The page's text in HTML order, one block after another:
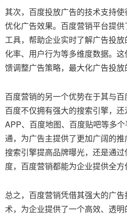
其次，百度投放广告的技术支持
优化广告效果。百度营销平台提
工具，帮助企业实时了解广告投
化率、用户行为等多维度数据。
馈调整广告策略，最大化广告投放
百度营销的另一个优势在于其与百
百度不仅拥有强大的搜索引擎，
APP、百度地图、百度贴吧等多
通，为广告主提供了更加广阔的
搜索引擎提高品牌曝光，还是通
度，百度营销都能为企业提供全方
总之，百度营销凭借其强大的广
术，为企业提供了一个高效、透